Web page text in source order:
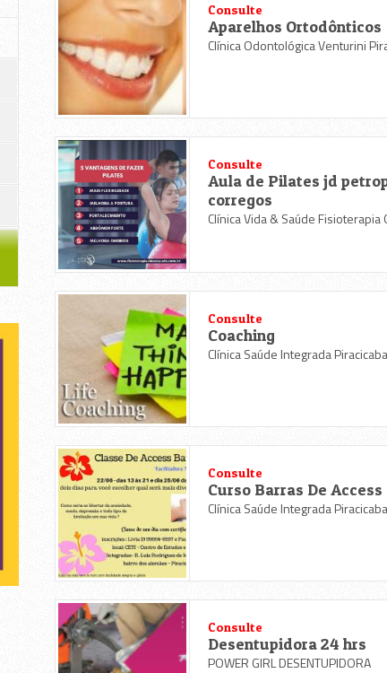
Consulte
Aparelhos Ortodônticos
Clínica Odontológica Venturini
Consulte
Aula de Pilates jd
corregos
Clínica Vida & Saúde Fisioterapia
Consulte
Coaching
Clínica Saúde Integrada
Consulte
Curso Barras De Access
Clínica Saúde Integrada
Consulte
Desentupidora 24 hrs
POWER GIRL DESENTUPIDORA